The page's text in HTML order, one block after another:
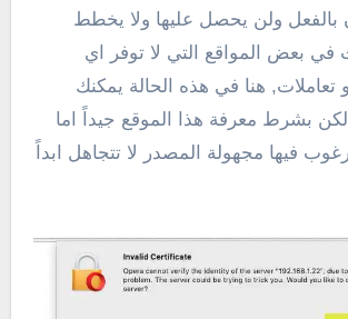
بالفعل ولن يحصل عليها ولا يخطط
في بعض المواقع التي لا توفر اي
تعاملات, هنا في هذه الحالة يمكنك
بشرط معرفة هذا الموقع جيداً اما
فيها مجهولة المصدر لا تتجاهل ابداً